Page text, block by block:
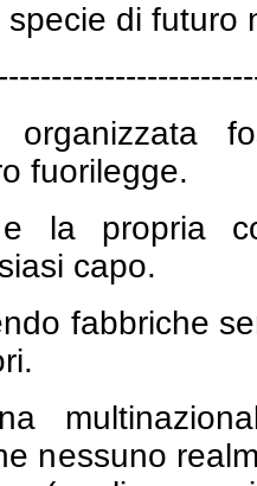
di futuro
fuorilegge.
la propria
capo.
fabbriche
nessuno